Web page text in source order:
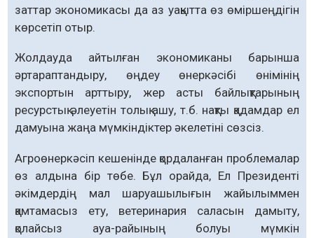
заттар экономикасы да аз уақытта өз өміршеңдігін
көрсетіп отыр.
Жолдауда айтылған экономиканы барынша
әртараптандыру, өңдеу өнеркәсібі өнімінің
экспортын арттыру, жер асты байлықтарының
ресурстық әлеуетін толық ашу, т.б. нақты қадамдар ел
дамуына жаңа мүмкіндіктер әкелетіні сөзсіз.
Агроөнеркәсіп кешенінде қордаланған проблемалар
өз алдына бір төбе. Бұл орайда, Ел Президенті
әкімдердің мал шаруашылығын жайылыммен
қамтамасыз ету, ветеринария саласын дамыту,
қолайсыз ауа-райының болуы мүмкін